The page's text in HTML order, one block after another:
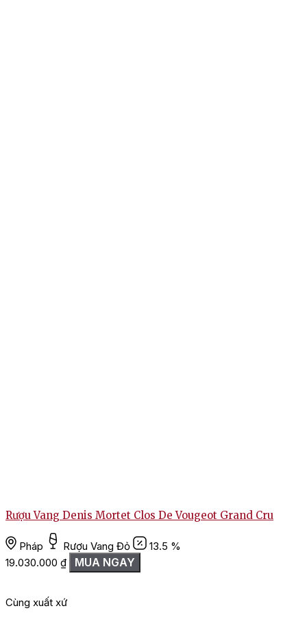
Rượu Vang Denis Mortet Clos De Vougeot Grand Cru
Pháp Rượu Vang Đỏ
13.5 %
19.030.000 ₫ MUA NGAY
Cùng xuất xứ